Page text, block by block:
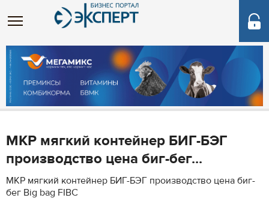
МКР мягкий контейнер БИГ-БЭГ
производство цена биг-бег...
МКР мягкий контейнер БИГ-БЭГ производство цена биг-
бег Big bag FIBC